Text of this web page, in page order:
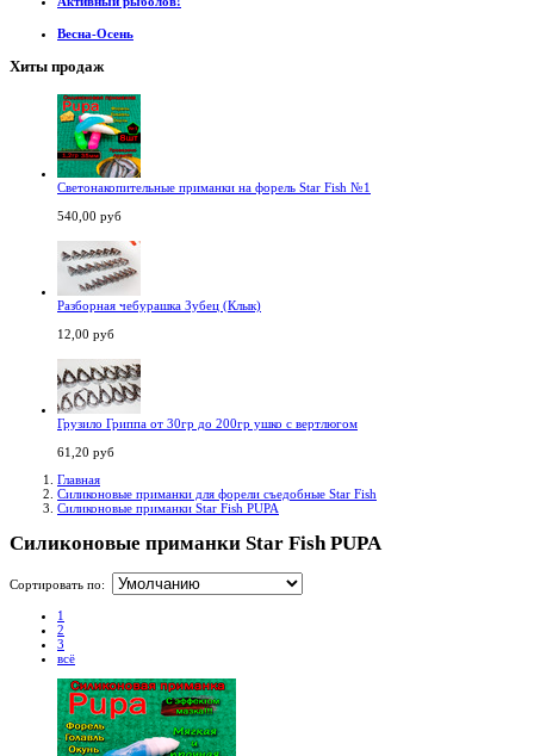
Весна-Осень
Хиты продаж
Светонакопительные приманки на форель Star Fish №1
540,00 руб
Разборная чебурашка Зубец (Клык)
12,00 руб
Грузило Гриппа от 30гр до 200гр ушко с вертлюгом
61,20 руб
Главная
Силиконовые приманки для форели съедобные Star Fish
Силиконовые приманки Star Fish PUPA
Силиконовые приманки Star Fish PUPA
Сортировать по:
1
2
3
всё